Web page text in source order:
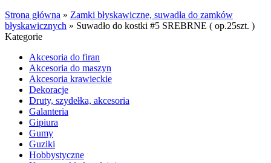
Strona główna » Zamki błyskawiczne, suwadła do zamków
błyskawicznych » Suwadło do kostki #5 SREBRNE ( op.25szt. )
Kategorie
Akcesoria do firan
Akcesoria do maszyn
Akcesoria krawieckie
Dekoracje
Druty, szydełka, akcesoria
Galanteria
Gipiura
Gumy
Guziki
Hobbystyczne